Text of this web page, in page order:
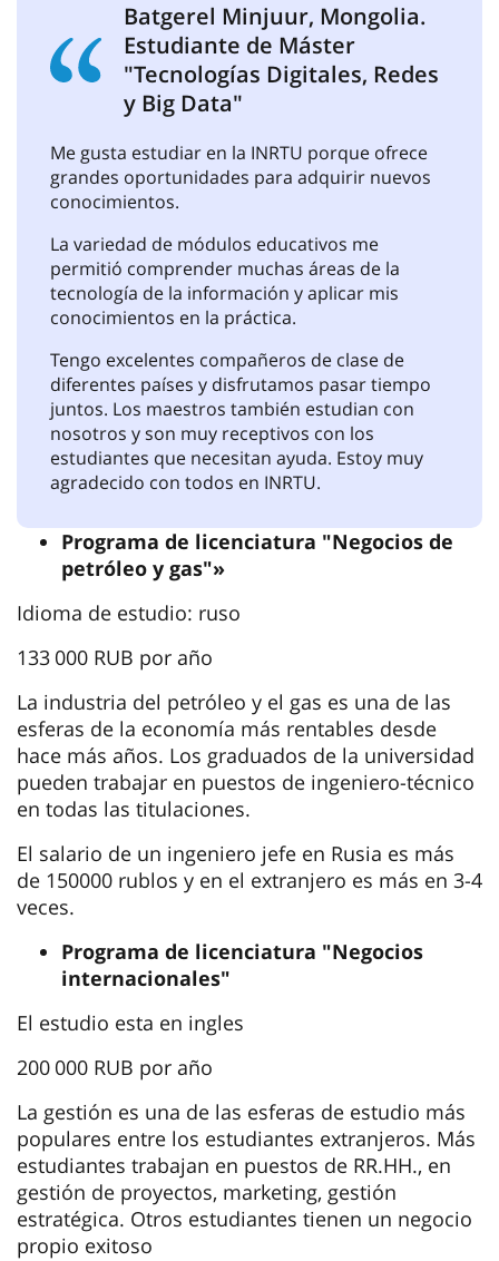
Batgerel Minjuur, Mongolia.
Estudiante de Máster
"Tecnologías Digitales, Redes
y Big Data"
Me gusta estudiar en la INRTU porque ofrece
grandes oportunidades para adquirir nuevos
conocimientos.
La variedad de módulos educativos me
permitió comprender muchas áreas de la
tecnología de la información y aplicar mis
conocimientos en la práctica.
Tengo excelentes compañeros de clase de
diferentes países y disfrutamos pasar tiempo
juntos. Los maestros también estudian con
nosotros y son muy receptivos con los
estudiantes que necesitan ayuda. Estoy muy
agradecido con todos en INRTU.
Programa de licenciatura "Negocios de
petróleo y gas"»
Idioma de estudio: ruso
133 000 RUB por año
La industria del petróleo y el gas es una de las
esferas de la economía más rentables desde
hace más años. Los graduados de la universidad
pueden trabajar en puestos de ingeniero-técnico
en todas las titulaciones.
El salario de un ingeniero jefe en Rusia es más
de 150000 rublos y en el extranjero es más en 3-4
veces.
Programa de licenciatura "Negocios
internacionales"
El estudio esta en ingles
200 000 RUB por año
La gestión es una de las esferas de estudio más
populares entre los estudiantes extranjeros. Más
estudiantes trabajan en puestos de RR.HH., en
gestión de proyectos, marketing, gestión
estratégica. Otros estudiantes tienen un negocio
propio exitoso